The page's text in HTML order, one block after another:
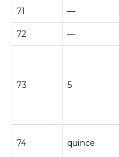
71 —
72 —
73 5
74 quince